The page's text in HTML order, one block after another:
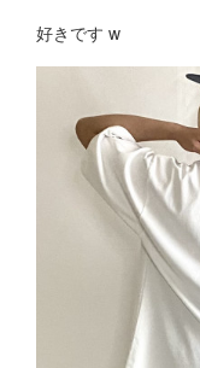
好きです w